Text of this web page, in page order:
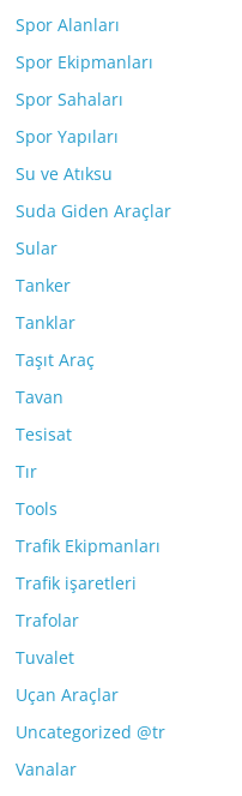
Spor Alanları
Spor Ekipmanları
Spor Sahaları
Spor Yapıları
Su ve Atıksu
Suda Giden Araçlar
Sular
Tanker
Tanklar
Taşıt Araç
Tavan
Tesisat
Tır
Tools
Trafik Ekipmanları
Trafik işaretleri
Trafolar
Tuvalet
Uçan Araçlar
Uncategorized @tr
Vanalar